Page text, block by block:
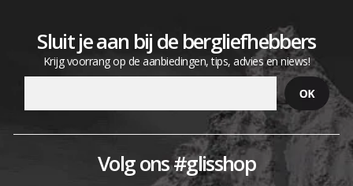
Sluit je aan bij de bergliefhebbers
Krijg voorrang op de aanbiedingen, tips, advies en niews!
Volg ons #glisshop